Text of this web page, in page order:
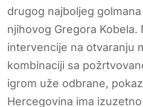
drugog najboljeg
njihovog Gregora Kobela.
intervencije na otvaranju
kombinaciji sa
igrom uže odbrane,
Hercegovina ima